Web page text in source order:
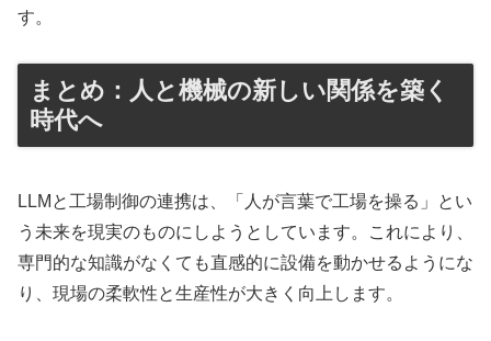
す。
まとめ：人と機械の新しい関係を築く
時代へ
LLMと工場制御の連携は、「人が言葉で工場を操る」とい
う未来を現実のものにしようとしています。これにより、
専門的な知識がなくても直感的に設備を動かせるようにな
り、現場の柔軟性と生産性が大きく向上します。